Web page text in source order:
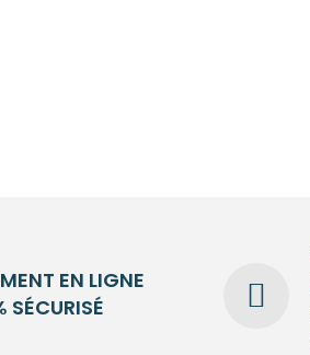
EN LIGNE
SÉCURISÉ